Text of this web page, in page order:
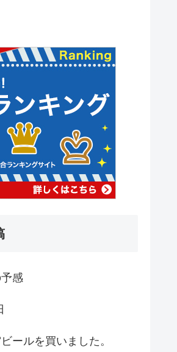
感
ールを買いました。